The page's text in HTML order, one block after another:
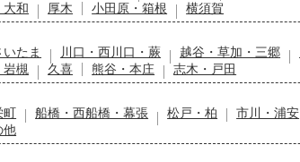
大和
厚木 小田原・箱根
横須賀
たま
川口・西川口・蕨 越谷・草加・三郷
岩槻
久喜 熊谷・本庄
志木・戸田
町
船橋・西船橋・幕張 松戸・柏 市川・浦安
他